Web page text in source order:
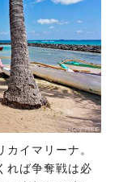
イマリーナ。
れば争奪戦は必